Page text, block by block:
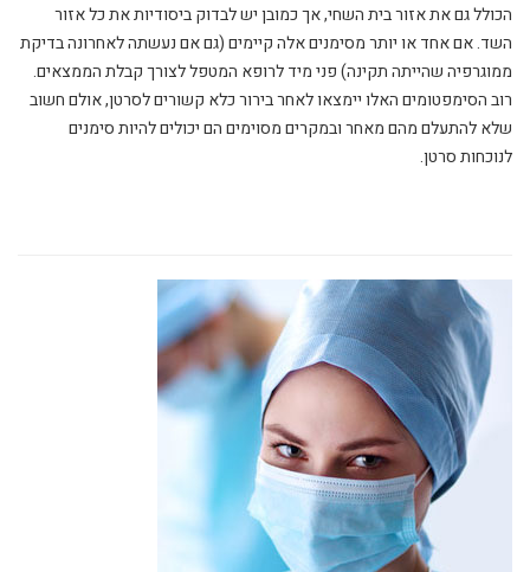
הכולל גם את אזור בית השחי, אך כמובן יש לבדוק ביסודיות את כל אזור
השד. אם אחד או יותר מסימנים אלה קיימים (גם אם נעשתה לאחרונה בדיקת
ממוגרפיה שהייתה תקינה) פני מיד לרופא המטפל לצורך קבלת הממצאים.
רוב הסימפטומים האלו יימצאו לאחר בירור כלא קשורים לסרטן, אולם חשוב
שלא להתעלם מהם מאחר ובמקרים מסוימים הם יכולים להיות סימנים
לנוכחות סרטן.